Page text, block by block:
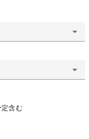
定含む